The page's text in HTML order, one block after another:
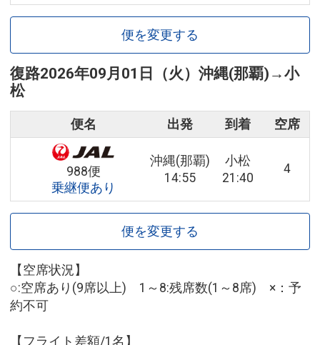
便を変更する
復路2026年09月01日（火） 沖縄(那覇) →小
松
便名 出発 到着 空席
988便
乗継便あり
沖縄(那覇)
14:55
小松
21:40
4
便を変更する
【空席状況】
○:空席あり(9席以上) 1～8:残席数(1～8席) ×：予
約不可
【フライト差額/1名】